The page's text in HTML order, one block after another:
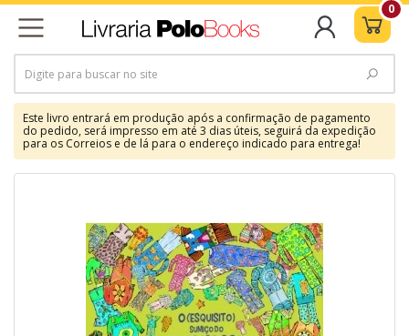
0
Este livro entrará em produção após a confirmação de pagamento
do pedido, será impresso em até 3 dias úteis, seguirá da expedição
para os Correios e de lá para o endereço indicado para entrega!